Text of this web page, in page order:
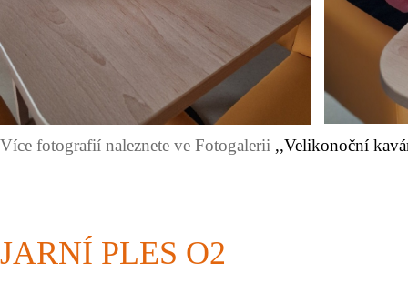
Více fotografií naleznete ve Fotogalerii ,,Velikonoční
JARNÍ PLES O2